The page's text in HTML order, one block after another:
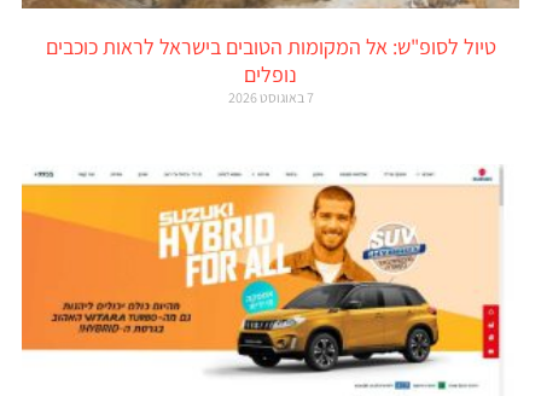
טיול לסופ"ש: אל המקומות הטובים בישראל לראות כוכבים
נופלים
7 באוגוסט 2026